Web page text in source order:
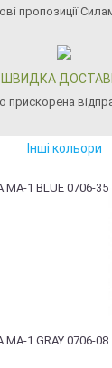
пропозиції
ШВИДКА
прискорена
Інші кольори